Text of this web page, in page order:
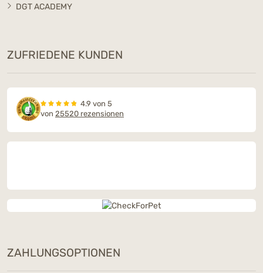
DGT ACADEMY
ZUFRIEDENE KUNDEN
4.9 von 5
von 25520 rezensionen
ZAHLUNGSOPTIONEN